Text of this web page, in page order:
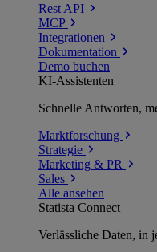
Rest API
MCP
Integrationen
Dokumentation
Demo buchen
KI-Assistenten
Schnelle Antworten,
Marktforschung
Strategie
Marketing & PR
Sales
Alle ansehen
Statista Connect
Verlässliche Daten, in